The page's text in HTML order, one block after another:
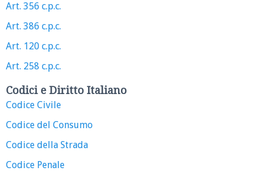
Art. 356 c.p.c.
Art. 386 c.p.c.
Art. 120 c.p.c.
Art. 258 c.p.c.
Codici e Diritto Italiano
Codice Civile
Codice del Consumo
Codice della Strada
Codice Penale